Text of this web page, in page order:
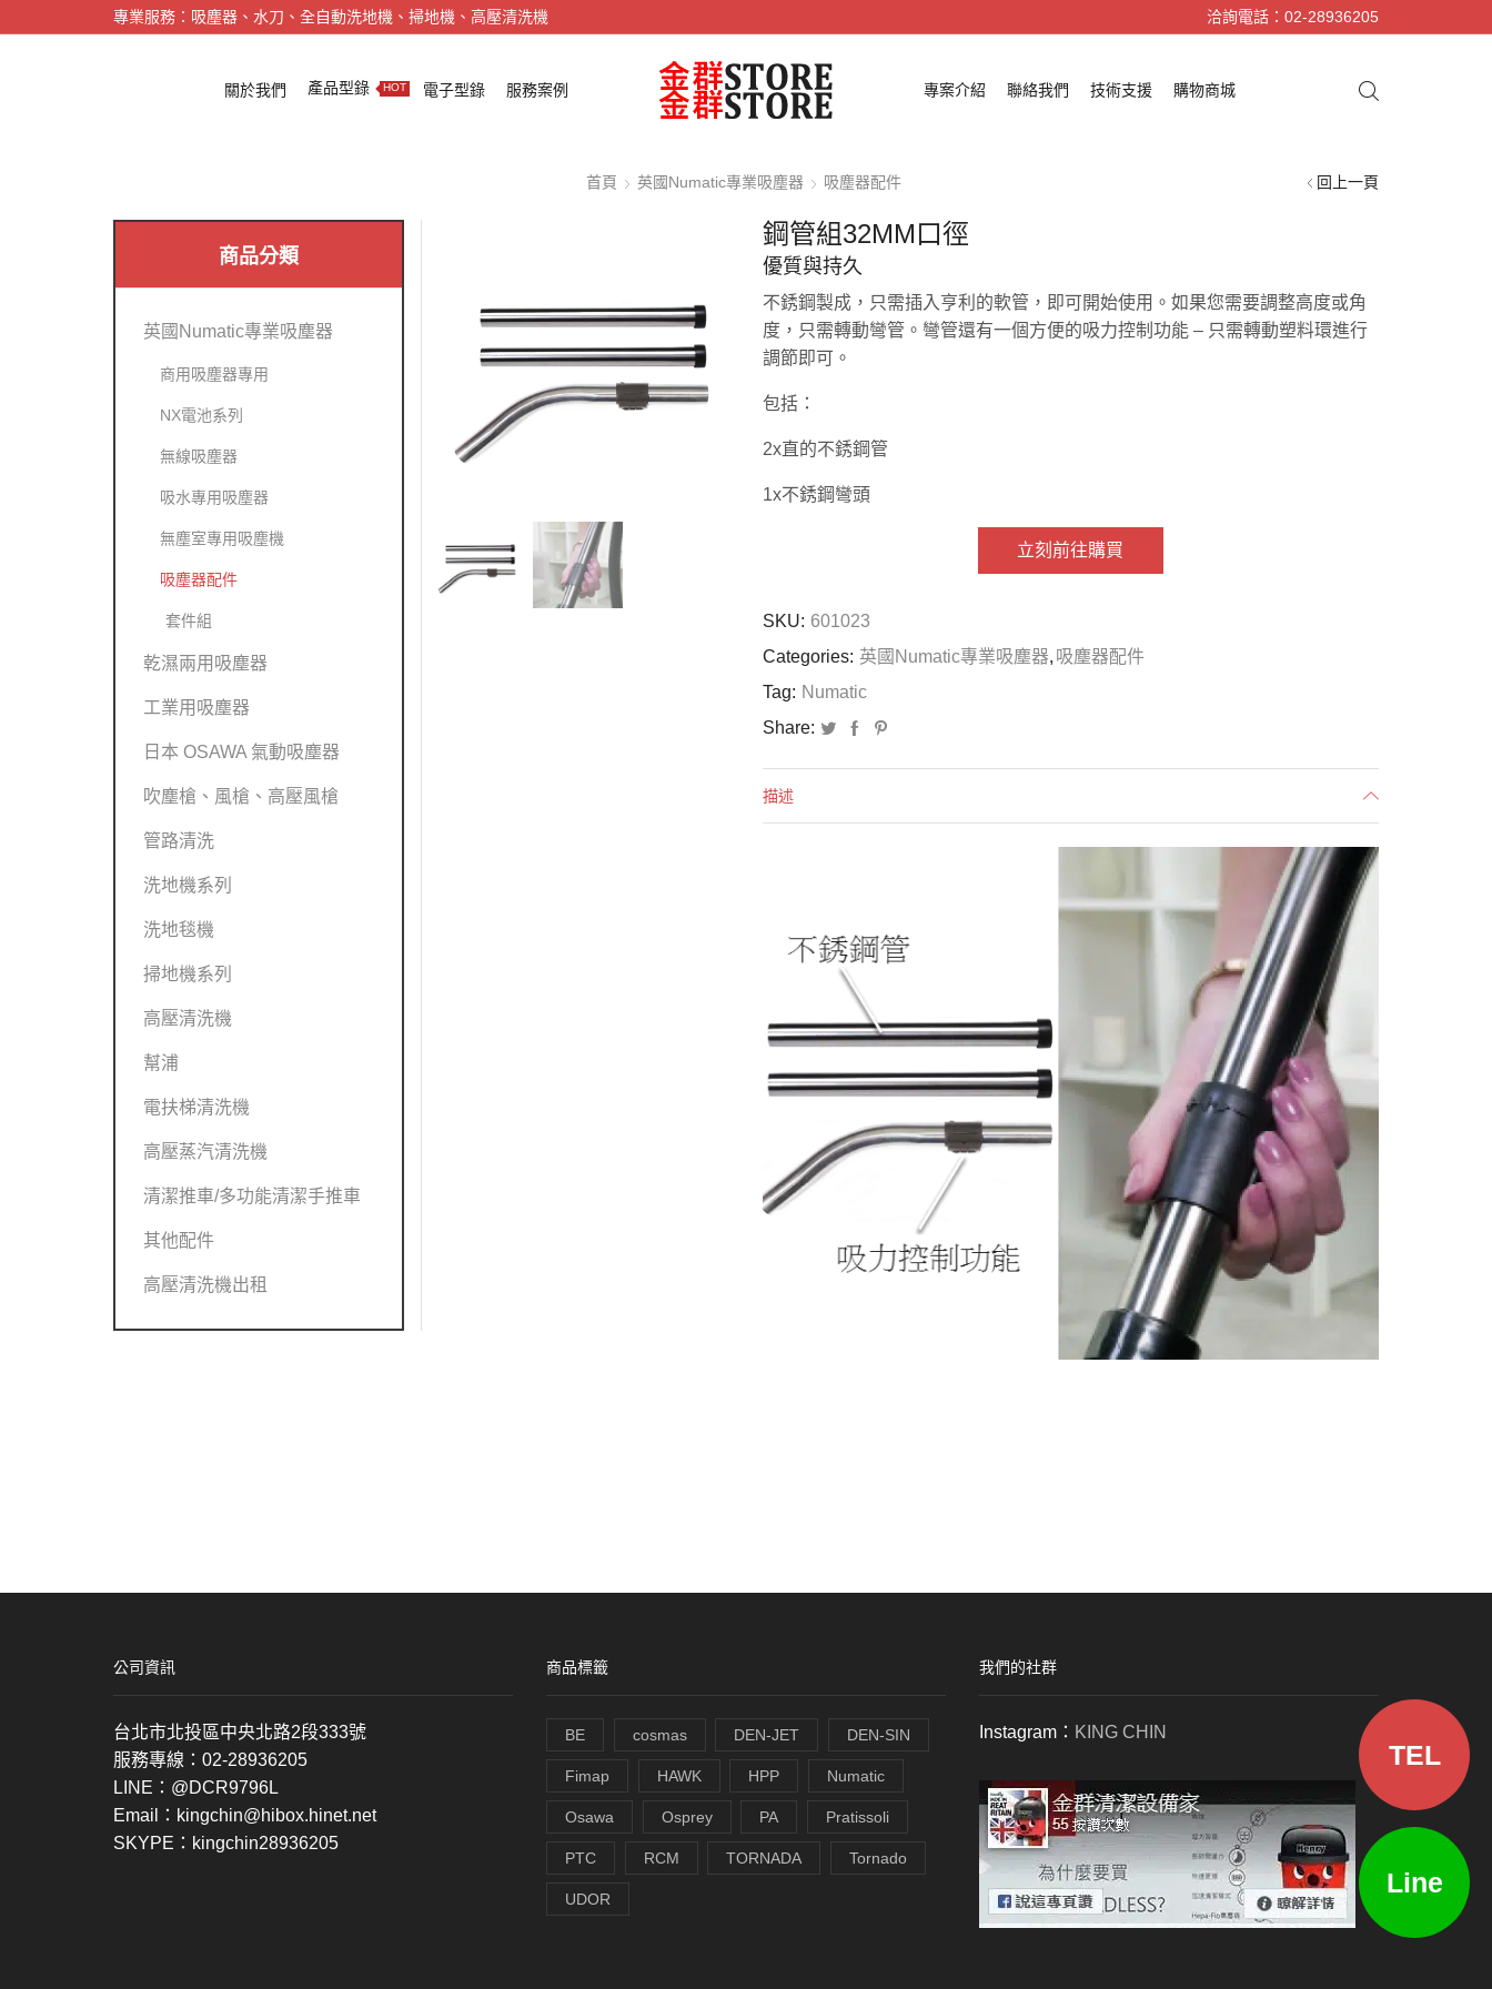
專業服務：吸塵器、水刀、全自動洗地機、掃地機、高壓清洗機 洽詢電話：02-28936205
關於我們 產品型錄 HOT 電子型錄 服務案例 專案介紹 聯絡我們 技術支援 購物商城
首頁 英國Numatic專業吸塵器 吸塵器配件 回上一頁
鋼管組32MM口徑
優質與持久
不銹鋼製成，只需插入亨利的軟管，即可開始使用。如果您需要調整高度或角
度，只需轉動彎管。彎管還有一個方便的吸力控制功能 – 只需轉動塑料環進行
調節即可。
包括：
2x直的不銹鋼管
1x不銹鋼彎頭
立刻前往購買
SKU: 601023
Categories: 英國Numatic專業吸塵器, 吸塵器配件
Tag: Numatic
Share:
描述
商品分類
英國Numatic專業吸塵器
商用吸塵器專用
NX電池系列
無線吸塵器
吸水專用吸塵器
無塵室專用吸塵機
吸塵器配件
套件組
乾濕兩用吸塵器
工業用吸塵器
日本 OSAWA 氣動吸塵器
吹塵槍、風槍、高壓風槍
管路清洗
洗地機系列
洗地毯機
掃地機系列
高壓清洗機
幫浦
電扶梯清洗機
高壓蒸汽清洗機
清潔推車/多功能清潔手推車
其他配件
高壓清洗機出租
公司資訊
台北市北投區中央北路2段333號
服務專線：02-28936205
LINE：@DCR9796L
Email：kingchin@hibox.hinet.net
SKYPE：kingchin28936205
商品標籤
BE cosmas DEN-JET DEN-SIN
Fimap HAWK HPP Numatic
Osawa Osprey PA Pratissoli
PTC RCM TORNADA Tornado
UDOR
我們的社群
Instagram： KING CHIN
TEL
Line